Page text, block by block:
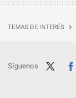
TEMAS DE INTERÉS
Síguenos